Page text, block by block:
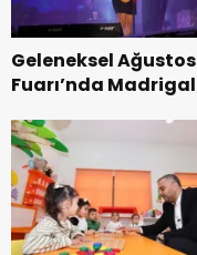
Geleneksel Ağustos
Fuarı’nda Madrigal